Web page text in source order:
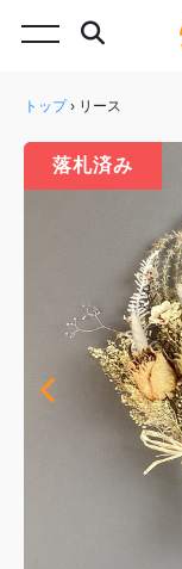
トップ› リース
落札済み